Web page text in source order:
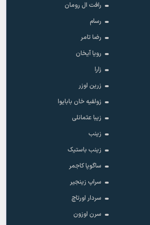
رافت ال رومان
رسام
رضا تامر
رویا آیخان
زارا
زرین اوزر
زولفیه خان بابایوا
زیبا عثمانلی
زینب
زینب باستیک
ساگوپا کاجمر
سراپ زینجیر
سردار اورتاچ
سرن اوزون